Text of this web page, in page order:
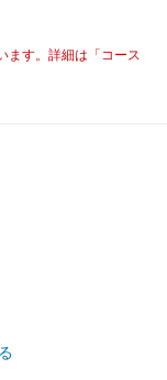
ます。詳細は「コース